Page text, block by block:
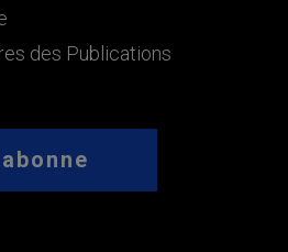
des Publications